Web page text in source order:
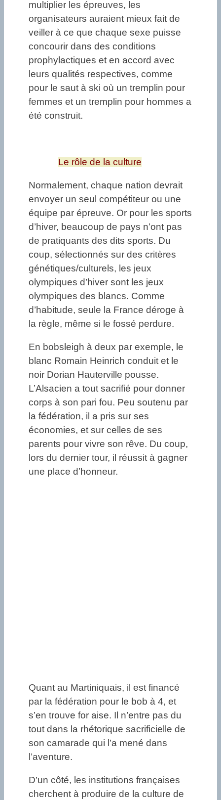
multiplier les épreuves, les
organisateurs auraient mieux fait de
veiller à ce que chaque sexe puisse
concourir dans des conditions
prophylactiques et en accord avec
leurs qualités respectives, comme
pour le saut à ski où un tremplin pour
femmes et un tremplin pour hommes a
été construit.
Le rôle de la culture
Normalement, chaque nation devrait
envoyer un seul compétiteur ou une
équipe par épreuve. Or pour les sports
d’hiver, beaucoup de pays n’ont pas
de pratiquants des dits sports. Du
coup, sélectionnés sur des critères
génétiques/culturels, les jeux
olympiques d’hiver sont les jeux
olympiques des blancs. Comme
d’habitude, seule la France déroge à
la règle, même si le fossé perdure.
En bobsleigh à deux par exemple, le
blanc Romain Heinrich conduit et le
noir Dorian Hauterville pousse.
L’Alsacien a tout sacrifié pour donner
corps à son pari fou. Peu soutenu par
la fédération, il a pris sur ses
économies, et sur celles de ses
parents pour vivre son rêve. Du coup,
lors du dernier tour, il réussit à gagner
une place d’honneur.
Quant au Martiniquais, il est financé
par la fédération pour le bob à 4, et
s’en trouve for aise. Il n’entre pas du
tout dans la rhétorique sacrificielle de
son camarade qui l’a mené dans
l’aventure.
D’un côté, les institutions françaises
cherchent à produire de la culture de